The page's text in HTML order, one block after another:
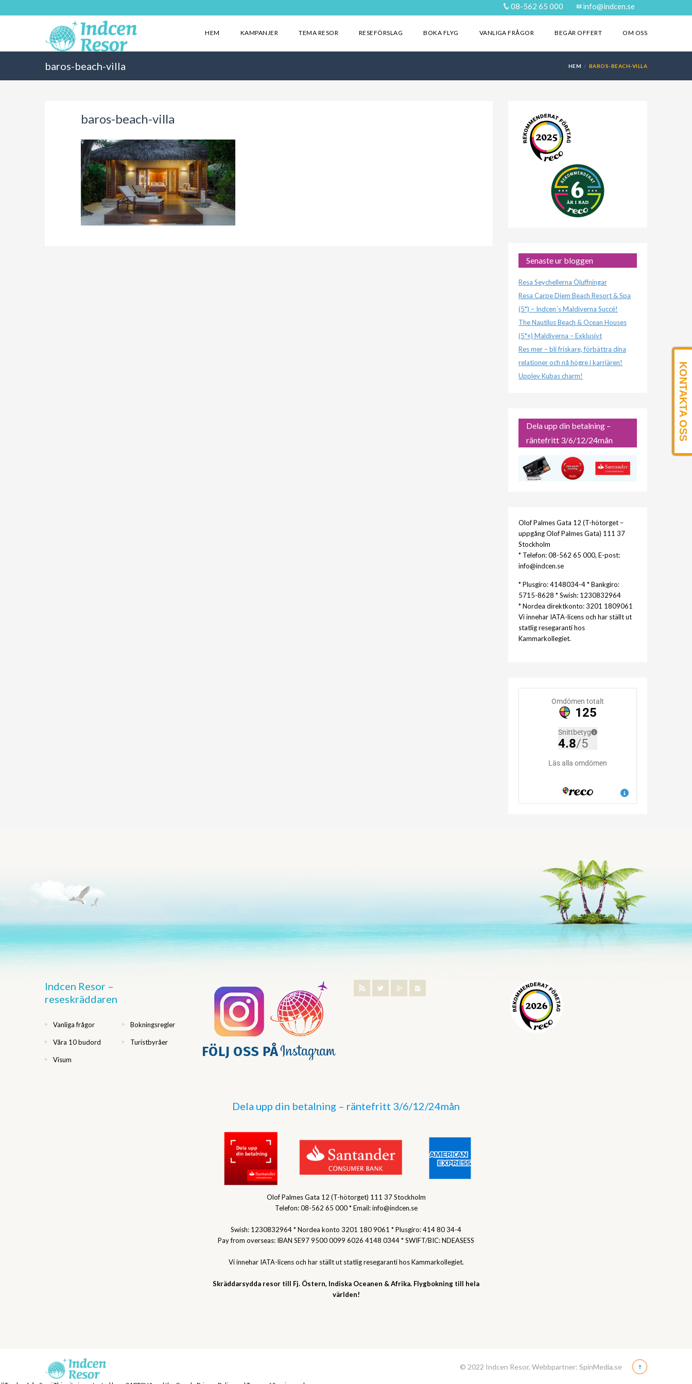
08-562 65 000 info@indcen.se
HEM KAMPANJER TEMA RESOR RESEFÖRSLAG BOKA FLYG VANLIGA FRÅGOR BEGÄR OFFERT OM OSS
baros-beach-villa HEM BAROS-BEACH-VILLA
baros-beach-villa
Senaste ur bloggen
Resa Seychellerna Öluffningar
Resa Carpe Diem Beach Resort & Spa
(5*) – Indcen´s Maldiverna Succé!
The Nautilus Beach & Ocean Houses
(5*+) Maldiverna – Exklusivt
Res mer – bli friskare, förbättra dina
relationer och nå högre i karriären!
Upplev Kubas charm!
Dela upp din betalning –
räntefritt 3/6/12/24mån
Olof Palmes Gata 12 (T-hötorget –
uppgång Olof Palmes Gata) 111 37
Stockholm
* Telefon: 08-562 65 000, E-post:
info@indcen.se
* Plusgiro: 4148034-4 * Bankgiro:
5715-8628 * Swish: 1230832964
* Nordea direktkonto: 3201 1809061
Vi innehar IATA-licens och har ställt ut
statlig resegaranti hos
Kammarkollegiet.
Indcen Resor –
reseskräddaren
Vanliga frågor Bokningsregler
Våra 10 budord Turistbyråer
Visum
Dela upp din betalning – räntefritt 3/6/12/24mån
Olof Palmes Gata 12 (T-hötorget) 111 37 Stockholm
Telefon: 08-562 65 000 * Email: info@indcen.se
Swish: 1230832964 * Nordea konto 3201 180 9061 * Plusgiro: 414 80 34-4
Pay from overseas: IBAN SE97 9500 0099 6026 4148 0344 * SWIFT/BIC: NDEASESS
Vi innehar IATA-licens och har ställt ut statlig resegaranti hos Kammarkollegiet.
Skräddarsydda resor till Fj. Östern, Indiska Oceanen & Afrika. Flygbokning till hela
världen!
© 2022 Indcen Resor, Webbpartner: SpinMedia.se
KONTAKTA OSS